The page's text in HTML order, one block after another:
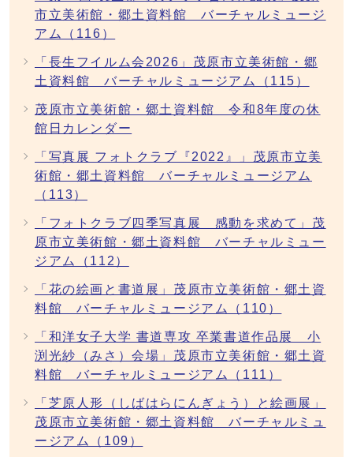
市立美術館・郷土資料館 バーチャルミュージ
アム（116）
「長生フイルム会2026」茂原市立美術館・郷
土資料館 バーチャルミュージアム（115）
茂原市立美術館・郷土資料館 令和8年度の休
館日カレンダー
「写真展 フォトクラブ『2022』」茂原市立美
術館・郷土資料館 バーチャルミュージアム
（113）
「フォトクラブ四季写真展 感動を求めて」茂
原市立美術館・郷土資料館 バーチャルミュー
ジアム（112）
「花の絵画と書道展」茂原市立美術館・郷土資
料館 バーチャルミュージアム（110）
「和洋女子大学 書道専攻 卒業書道作品展 小
渕光紗（みさ）会場」茂原市立美術館・郷土資
料館 バーチャルミュージアム（111）
「芝原人形（しばはらにんぎょう）と絵画展」
茂原市立美術館・郷土資料館 バーチャルミュ
ージアム（109）